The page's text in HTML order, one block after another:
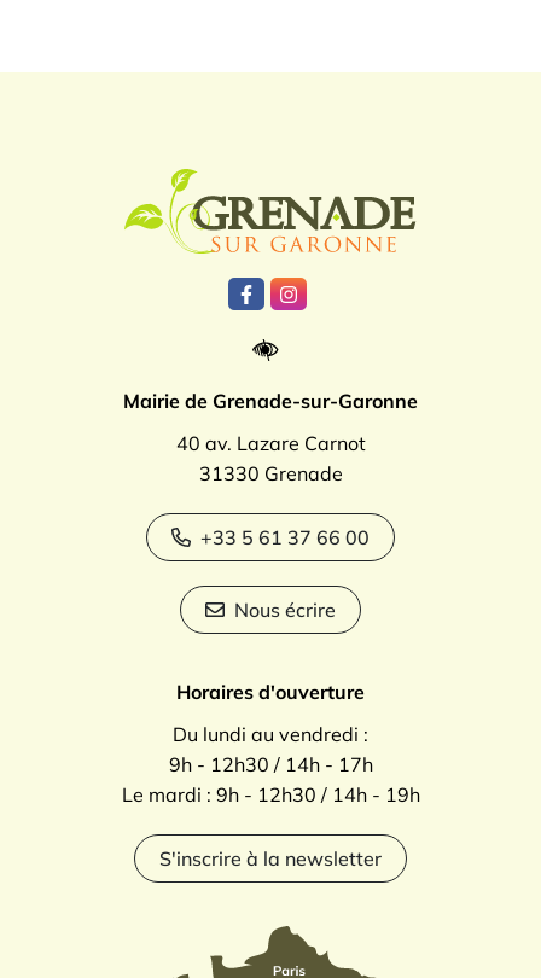
Lien vers le compte Facebook
Lien vers le compte
Mairie de Grenade-sur-Garonne
40 av. Lazare Carnot
31330 Grenade
+33 5 61 37 66 00
Nous écrire
Horaires d'ouverture
Du lundi au vendredi :
9h - 12h30 / 14h - 17h
Le mardi : 9h - 12h30 / 14h - 19h
S'inscrire à la newsletter